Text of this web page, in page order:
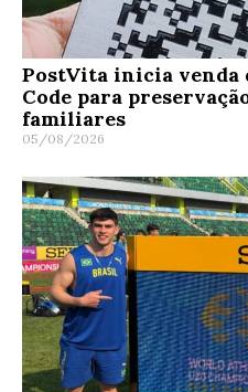
PostVita inicia venda
Code para
familiares
05/08/2026